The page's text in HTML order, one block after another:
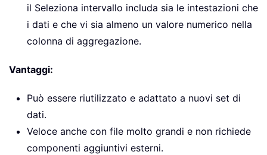
il Seleziona intervallo includa sia le intestazioni che
i dati e che vi sia almeno un valore numerico nella
colonna di aggregazione.
Vantaggi:
Può essere riutilizzato e adattato a nuovi set di
dati.
Veloce anche con file molto grandi e non richiede
componenti aggiuntivi esterni.